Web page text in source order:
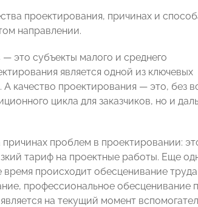
проектирования, причинах и
направлении.
это субъекты малого и среднего
является одной из ключевых
качество проектирования — это, без
цикла для заказчиков, но и
проблем в проектировании:
тариф на проектные работы. Еще
происходит обесценивание труда
профессиональное обесценивание
на текущий момент